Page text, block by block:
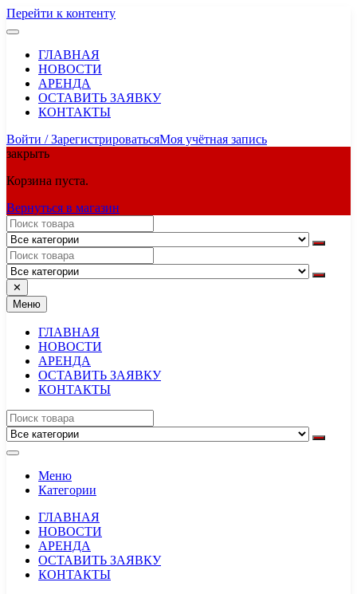
Перейти к контенту
ГЛАВНАЯ
НОВОСТИ
АРЕНДА
ОСТАВИТЬ ЗАЯВКУ
КОНТАКТЫ
Войти / ЗарегистрироватьсяМоя учётная запись
закрыть
Корзина пуста.
Вернуться в магазин
✕
Меню
ГЛАВНАЯ
НОВОСТИ
АРЕНДА
ОСТАВИТЬ ЗАЯВКУ
КОНТАКТЫ
Меню
Категории
ГЛАВНАЯ
НОВОСТИ
АРЕНДА
ОСТАВИТЬ ЗАЯВКУ
КОНТАКТЫ